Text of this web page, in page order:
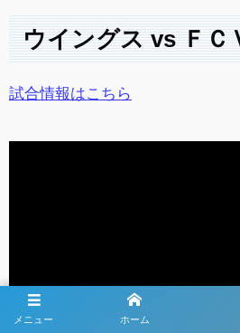
ウイングス vs ＦＣ
試合情報はこちら
メニュー ホーム